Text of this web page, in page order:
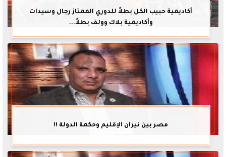
أكاديمية حبيب الكل بطلاً للدوري الممتاز رجال وسيدات
وأكاديمية بلاك وولف بطلاً...
مصر بين نيران الإقليم وحكمة الدولة !!